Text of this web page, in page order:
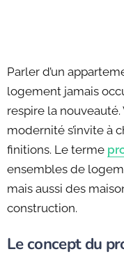
Parler d’un
logement jamais
respire la
modernité s’invite à
finitions. Le terme
ensembles de
mais aussi des
construction.
Le concept du